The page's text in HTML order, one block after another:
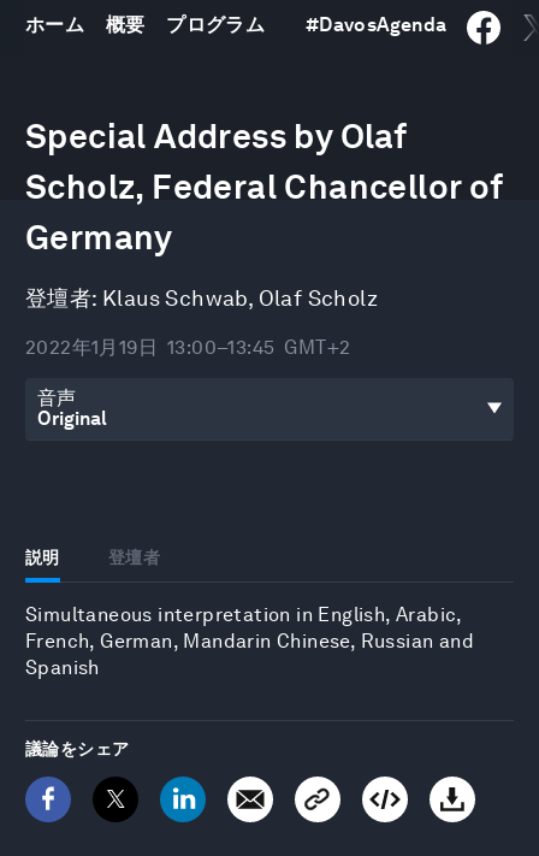
ホーム 概要 プログラム #DavosAgenda
Special Address by Olaf
Scholz, Federal Chancellor of
Germany
登壇者: Klaus Schwab, Olaf Scholz
2022年1月19日 13:00–13:45 GMT+2
音声
説明 登壇者
Simultaneous interpretation in English, Arabic,
French, German, Mandarin Chinese, Russian and
Spanish
議論をシェア
of
minutes,
50